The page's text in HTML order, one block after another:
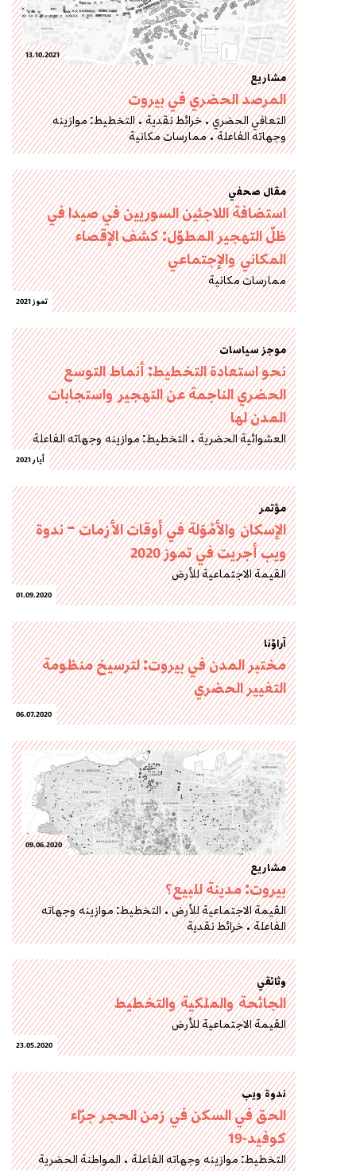
13.10.2021
مشاريع
المرصد الحضري في بيروت
التعافي الحضري خرائط نقدية التخطيط: موازينه
وجهاته الفاعلة ممارسات مكانية
مقال صحفي
استضافة اللاجئين السوريين في صيدا في
ظلّ التهجير المطوّل: كشف الإقصاء
المكاني والإجتماعي
تموز 2021
ممارسات مكانية
موجز سياسات
نحو استعادة التخطيط: أنماط التوسع
الحضري الناجمة عن التهجير واستجابات
المدن لها
أيار 2021
العشوائية الحضرية التخطيط: موازينه وجهاته الفاعلة
مؤتمر
الإسكان والأمْوَلة في أوقات الأزمات – ندوة
ويب أجريت في تموز 2020
01.09.2020
القيمة الاجتماعية للأرض
آراؤنا
مختبر المدن في بيروت: لترسيخ منظومة
التغيير الحضري
06.07.2020
09.06.2020
مشاريع
بيروت: مدينة للبيع؟
القيمة الاجتماعية للأرض التخطيط: موازينه وجهاته
الفاعلة خرائط نقدية
وثائقي
الجائحة والملكية والتخطيط
23.05.2020
القيمة الاجتماعية للأرض
ندوة ويب
الحق في السكن في زمن الحجر جرّاء
كوفيد-19
التخطيط: موازينه وجهاته الفاعلة المواطنة الحضرية